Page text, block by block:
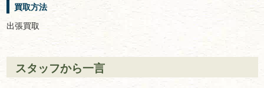
買取方法
出張買取
スタッフから一言